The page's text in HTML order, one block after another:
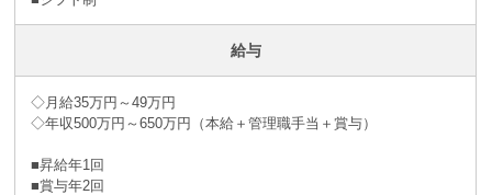
給与
◇月給35万円～49万円
◇年収500万円～650万円（本給＋管理職手当＋賞与）
■昇給年1回
■賞与年2回